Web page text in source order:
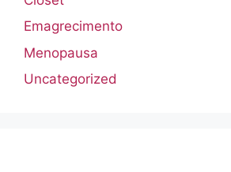
Emagrecimento
Menopausa
Uncategorized